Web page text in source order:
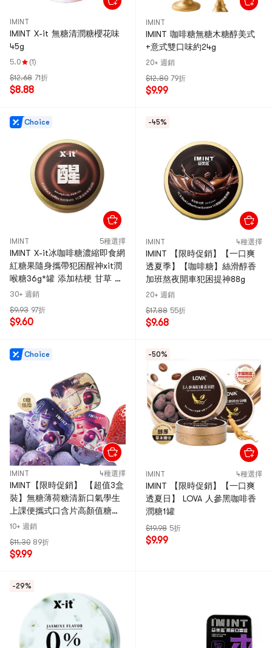
IMINT
IMINT X-it 無糖清潤糖櫻花味
45g
5.0
(1)
$12.68 71折
$8.88
IMINT
IMINT 咖啡糖無糖木糖醇美式
+意式雙口味約24g
20+ 週銷
$12.80 79折
$9.99
Choice
IMINT 5種選擇
IMINT X-it冰咖啡糖濃縮即食網
紅糖果隨身攜帶犯困醒神xit潤
喉糖36g*罐 添加桔梗 甘草 羅
漢果草本植物1.8%
30+ 週銷
$9.93 97折
$9.60
-45%
IMINT 4種選擇
IMINT 【限時促銷】【一口爽
透夏季】【咖啡糖】絲滑醇香
加班熬夜開車犯困提神88g
20+ 週銷
$17.88 55折
$9.68
Choice
IMINT 4種選擇
IMINT【限時促銷】 【超值3盒
裝】無糖薄荷糖清新口氣學生
上課便攜式口含片高顏值糖果
【奶茶系列混合3口味】【奶茶
10+ 週銷
$11.30 89折
$9.99
-50%
IMINT 4種選擇
IMINT 【限時促銷】【一口爽
透夏日】 LOVA 人參黑咖啡香
潤糖1罐
$19.98 5折
$9.99
-29%